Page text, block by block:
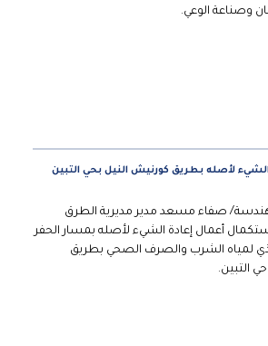
وصناعة الوعي.
لأصله بطريق كورنيش النيل بحي التبين
صفاء مسعد مدير مديرية الطرق
أعمال إعادة الشيء لأصله بمسار الحفر
لمياه الشرب والصرف الصحي بطريق
التبين.